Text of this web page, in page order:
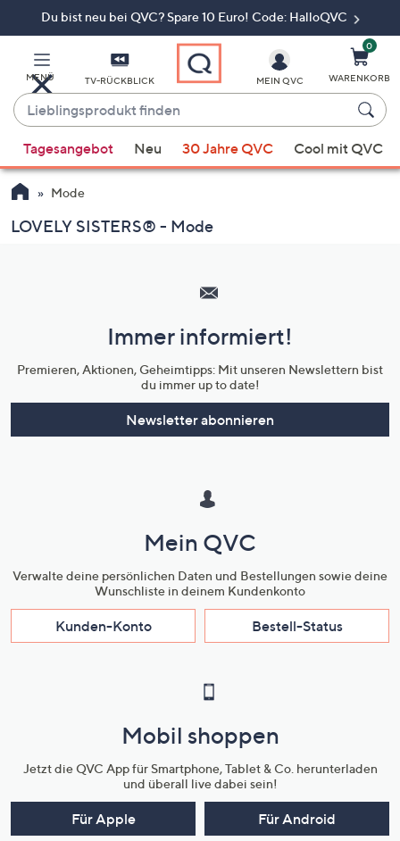
Du bist neu bei QVC? Spare 10 Euro! Code: HalloQVC
MENÜ TV-RÜCKBLICK
Lieblingsprodukt
finden
Vorschläge
verfügbar
sind,
verwenden
nach
wischen
rechts,
MEIN QVC
0
WARENKORB
Tagesangebot Neu 30 Jahre QVC Cool mit QVC
Mode
LOVELY SISTERS® - Mode
Unternehmensinformationen
Immer informiert!
Premieren, Aktionen, Geheimtipps: Mit unseren Newslettern bist
du immer up to date!
Newsletter abonnieren
Mein QVC
Verwalte deine persönlichen Daten und Bestellungen sowie deine
Wunschliste in deinem Kundenkonto
Kunden-Konto Bestell-Status
Mobil shoppen
Jetzt die QVC App für Smartphone, Tablet & Co. herunterladen
und überall live dabei sein!
Für Apple Für Android